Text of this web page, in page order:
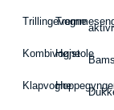
Trillingevogne
Kombivogne
Klapvogne
Højstole